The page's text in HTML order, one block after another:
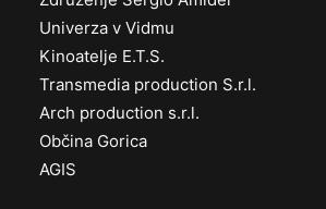
Univerza v Vidmu
Kinoatelje E.T.S.
Transmedia production S.r.l.
Arch production s.r.l.
Občina Gorica
AGIS